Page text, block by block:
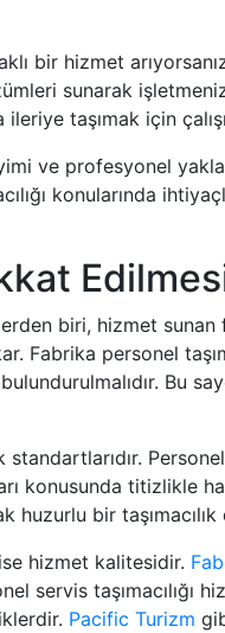
bir hizmet
sunarak
taşımak için
ve profesyonel
konularında
biri, hizmet sunan
personel
Bu
konusunda titizlikle
bir taşımacılık
hizmet kalitesidir.
servis taşımacılığı
Pacific Turizm